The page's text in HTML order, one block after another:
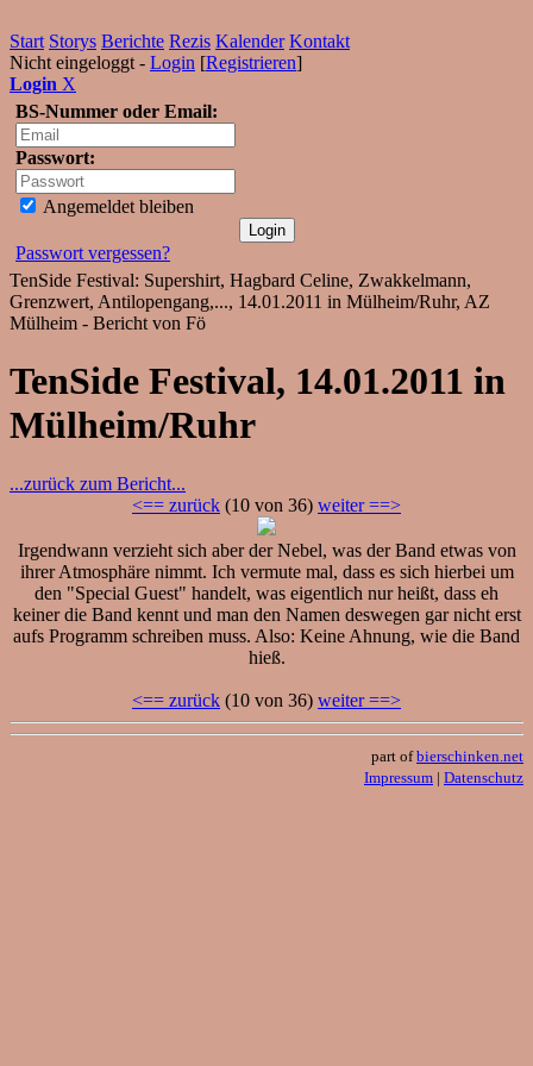
Start Storys Berichte Rezis Kalender Kontakt
Nicht eingeloggt - Login [Registrieren]
Login X
BS-Nummer oder Email:
Passwort:
Angemeldet bleiben
Passwort vergessen?
TenSide Festival: Supershirt, Hagbard Celine, Zwakkelmann,
Grenzwert, Antilopengang,..., 14.01.2011 in Mülheim/Ruhr, AZ
Mülheim - Bericht von Fö
TenSide Festival, 14.01.2011 in
Mülheim/Ruhr
...zurück zum Bericht...
<== zurück (10 von 36) weiter ==>
Irgendwann verzieht sich aber der Nebel, was der Band etwas von
ihrer Atmosphäre nimmt. Ich vermute mal, dass es sich hierbei um
den "Special Guest" handelt, was eigentlich nur heißt, dass eh
keiner die Band kennt und man den Namen deswegen gar nicht erst
aufs Programm schreiben muss. Also: Keine Ahnung, wie die Band
hieß.
<== zurück (10 von 36) weiter ==>
part ofbierschinken.net
Impressum | Datenschutz